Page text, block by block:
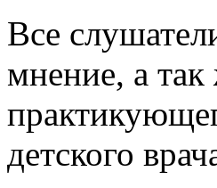
Все
мнение, а
детского